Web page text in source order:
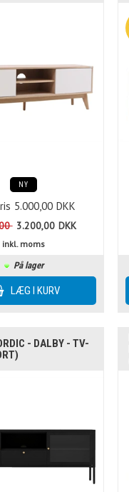
NY
5.000,00 DKK
3.200,00 DKK
inkl. moms
På lager
- DALBY - TV-